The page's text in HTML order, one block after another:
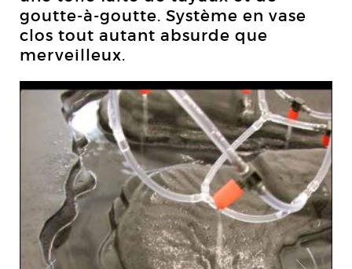
goutte-à-goutte. Système en vase
clos tout autant absurde que
merveilleux.